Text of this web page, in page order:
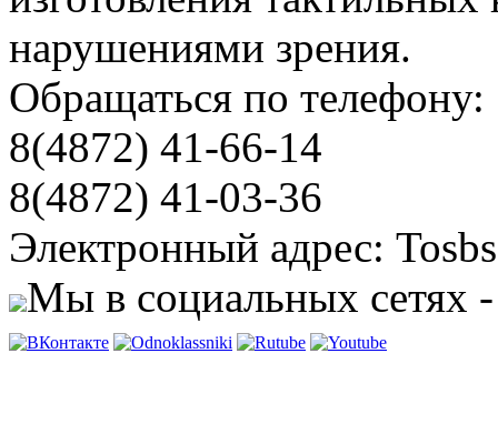
нарушениями зрения.
Обращаться по телефону:
8(4872) 41-66-14
8(4872) 41-03-36
Электронный адрес:
Мы в социальных сетях